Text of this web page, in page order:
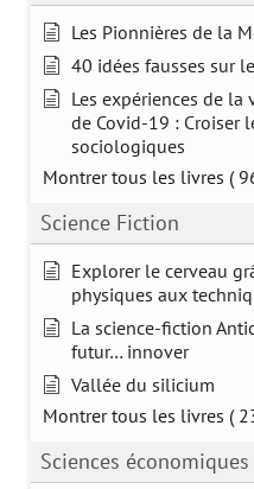
Les Pionnières de la
40 idées fausses sur
Les expériences de
de Covid-19 : Croiser
sociologiques
Montrer tous les livres (
Science Fiction
Explorer le cerveau
physiques aux
La science-fiction
futur… innover
Vallée du silicium
Montrer tous les livres (
Sciences économiques